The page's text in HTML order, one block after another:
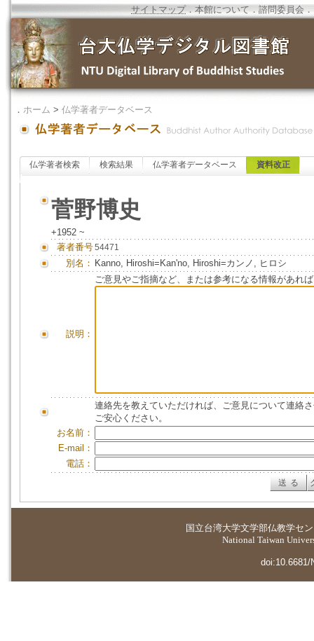
サイトマップ．本館について ．諮問委員会 ．
． ホーム > 仏学著者データベース
仏学著者検索 検索結果 仏学著者データベース 資料改正
菅野博史
+1952 ~
著者番号54471
別名： Kanno, Hiroshi=Kan'no, Hiroshi=カンノ, ヒロシ
説明：
ご意見やご指摘など、または参考になる情報があれ
連絡先を教えていただければ、ご意見について連絡
ご安心ください。
お名前：
E-mail：
電話：
国立台湾大学文学部仏教学セ
National Taiwan
doi:10.6681/